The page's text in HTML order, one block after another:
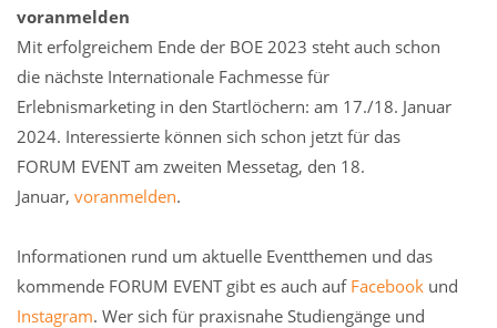
voranmelden
Mit erfolgreichem Ende der BOE 2023 steht auch schon
die nächste Internationale Fachmesse für
Erlebnismarketing in den Startlöchern: am 17./18. Januar
2024. Interessierte können sich schon jetzt für das
FORUM EVENT am zweiten Messetag, den 18.
Januar, voranmelden.
Informationen rund um aktuelle Eventthemen und das
kommende FORUM EVENT gibt es auch auf Facebook und
Instagram. Wer sich für praxisnahe Studiengänge und